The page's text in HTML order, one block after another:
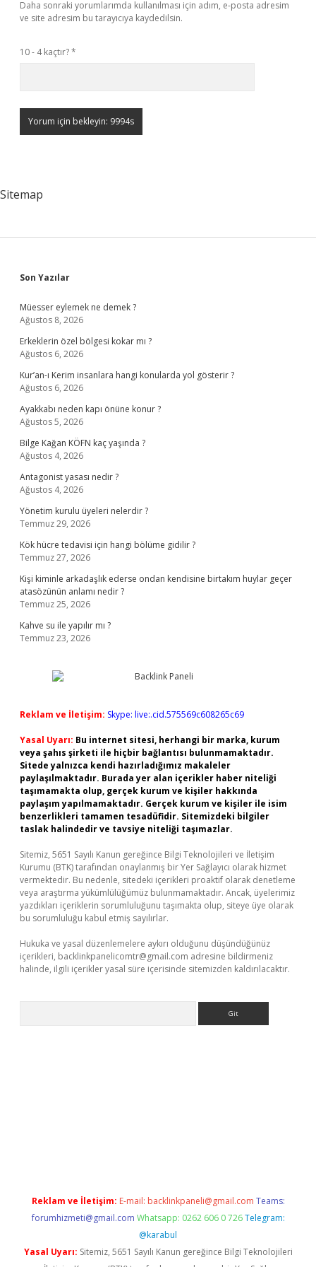
Daha sonraki yorumlarımda kullanılması için adım, e-posta adresim
ve site adresim bu tarayıcıya kaydedilsin.
10 - 4 kaçtır?*
Sitemap
Sidebar
Son Yazılar
Müesser eylemek ne demek ?
Ağustos 8, 2026
Erkeklerin özel bölgesi kokar mı ?
Ağustos 6, 2026
Kur’an-ı Kerim insanlara hangi konularda yol gösterir ?
Ağustos 6, 2026
Ayakkabı neden kapı önüne konur ?
Ağustos 5, 2026
Bilge Kağan KÖFN kaç yaşında ?
Ağustos 4, 2026
Antagonist yasası nedir ?
Ağustos 4, 2026
Yönetim kurulu üyeleri nelerdir ?
Temmuz 29, 2026
Kök hücre tedavisi için hangi bölüme gidilir ?
Temmuz 27, 2026
Kişi kiminle arkadaşlık ederse ondan kendisine birtakım huylar geçer
atasözünün anlamı nedir ?
Temmuz 25, 2026
Kahve su ile yapılır mı ?
Temmuz 23, 2026
Reklam ve İletişim: Skype: live:.cid.575569c608265c69
Yasal Uyarı: Bu internet sitesi, herhangi bir marka, kurum
veya şahıs şirketi ile hiçbir bağlantısı bulunmamaktadır.
Sitede yalnızca kendi hazırladığımız makaleler
paylaşılmaktadır. Burada yer alan içerikler haber niteliği
taşımamakta olup, gerçek kurum ve kişiler hakkında
paylaşım yapılmamaktadır. Gerçek kurum ve kişiler ile isim
benzerlikleri tamamen tesadüfidir. Sitemizdeki bilgiler
taslak halindedir ve tavsiye niteliği taşımazlar.
Sitemiz, 5651 Sayılı Kanun gereğince Bilgi Teknolojileri ve İletişim
Kurumu (BTK) tarafından onaylanmış bir Yer Sağlayıcı olarak hizmet
vermektedir. Bu nedenle, sitedeki içerikleri proaktif olarak denetleme
veya araştırma yükümlülüğümüz bulunmamaktadır. Ancak, üyelerimiz
yazdıkları içeriklerin sorumluluğunu taşımakta olup, siteye üye olarak
bu sorumluluğu kabul etmiş sayılırlar.
Hukuka ve yasal düzenlemelere aykırı olduğunu düşündüğünüz
içerikleri, backlinkpanelicomtr@gmail.com adresine bildirmeniz
halinde, ilgili içerikler yasal süre içerisinde sitemizden kaldırılacaktır.
Reklam ve İletişim: E-mail: backlinkpaneli@gmail.com Teams:
forumhizmeti@gmail.com Whatsapp: 0262 606 0 726 Telegram:
@karabul
Yasal Uyarı: Sitemiz, 5651 Sayılı Kanun gereğince Bilgi Teknolojileri